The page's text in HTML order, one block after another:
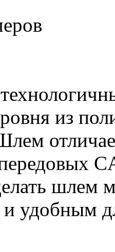
из
шлем
удобным